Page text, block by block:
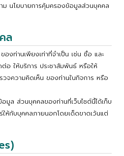
ม นโยบายการคุ้มครองข้อมูลส่วนบุคคล
ล
องท่านเพียงเท่าที่จำเป็น เช่น ชื่อ และ
อ ให้บริการ ประชาสัมพันธ์ หรือให้
จความคิดเห็น ของท่านในกิจการ หรือ
อมูล ส่วนบุคคลของท่านที่เว็บไซต์นี้ได้เก็บ
ให้กับบุคคลภายนอกโดยเด็ดขาดเว้นแต่